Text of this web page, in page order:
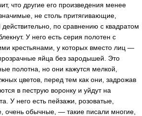
что другие его произведения менее
не столь притягивающие,
по сравнению с квадратом
У него есть серия полотен с
крестьянами, у которых вместо лиц —
яйца без зародышей. Это
полотна, но они кажутся мелкой,
цветов, перед тем как они, задрожав
в пеструю воронку и уйдут на
У него есть пейзажи, розоватые,
очень обычные, — такие писали многие,